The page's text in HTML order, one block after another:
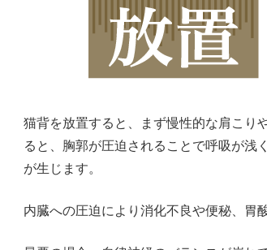
猫背を放置すると、まず慢性的な肩こり
ると、胸郭が圧迫されることで呼吸が浅
が生じます。
内臓への圧迫により消化不良や便秘、胃